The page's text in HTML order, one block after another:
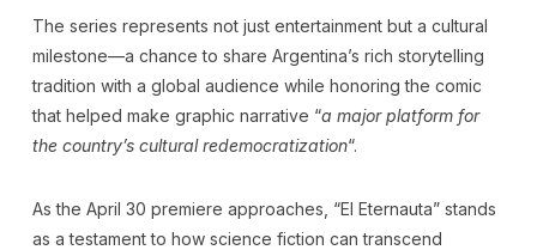
The series represents not just entertainment but a cultural
milestone—a chance to share Argentina’s rich storytelling
tradition with a global audience while honoring the comic
that helped make graphic narrative “a major platform for
the country’s cultural redemocratization“.
As the April 30 premiere approaches, “El Eternauta” stands
as a testament to how science fiction can transcend